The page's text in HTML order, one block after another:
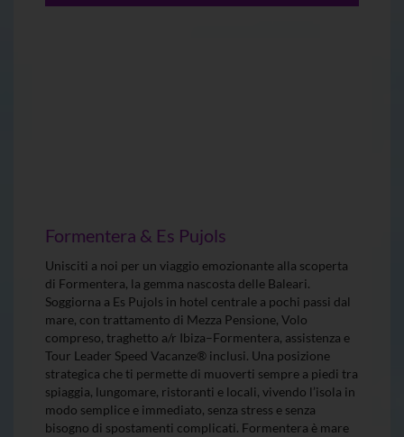
Formentera & Es Pujols
Unisciti a noi per un viaggio emozionante alla scoperta
di Formentera, la gemma nascosta delle Baleari.
Soggiorna a Es Pujols in hotel centrale a pochi passi dal
mare, con trattamento di Mezza Pensione, Volo
compreso, traghetto a/r Ibiza–Formentera, assistenza e
Tour Leader Speed Vacanze® inclusi. Una posizione
strategica che ti permette di muoverti sempre a piedi tra
spiaggia, lungomare, ristoranti e locali, vivendo l’isola in
modo semplice e immediato, senza stress e senza
bisogno di spostamenti complicati. Formentera è mare